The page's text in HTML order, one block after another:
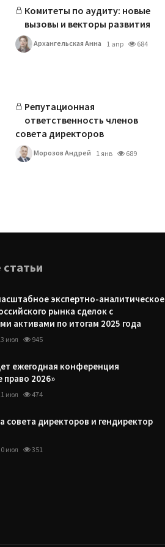
Комитеты по аудиту: новые
вызовы и векторы развития
Архангельская Анна 1 апр 684
Репутационная
ответственность членов
совета директоров
Морозов Андрей 1 янв 689
экспертно-аналитическое
рынка сделок с
активами по итогам 2025 года
июл 945
ежегодная конференция
право 2026»
июл 474
совета директоров и гендиректор
июл 351